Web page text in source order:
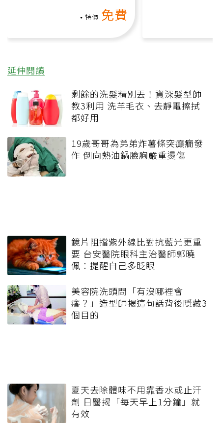
特價 免費
延伸閱讀
剩餘的洗髮精別丟！資深髮型師
教3利用 洗羊毛衣、去靜電擦拭
都好用
19歲哥哥為弟弟炸薯條突癲癇發
作 倒向熱油鍋臉胸嚴重燙傷
鏡片阻擋紫外線比對抗藍光更重
要 台安醫院眼科主治醫師郭曉
佩：提醒自己多眨眼
美容院洗頭問「有沒哪裡會
癢？」造型師揭這句話背後隱藏3
個目的
夏天去除體味不用靠香水或止汗
劑 日醫揭「每天早上1分鐘」就
有效